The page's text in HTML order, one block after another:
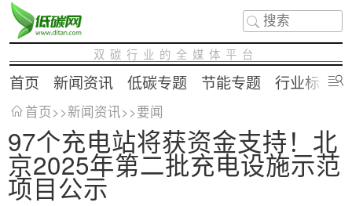
双碳行业的全媒体平台
首页 新闻资讯 低碳专题 节能专题 行业标准
首页>>新闻资讯>>要闻
97个充电站将获资金支持！北
京2025年第二批充电设施示范
项目公示